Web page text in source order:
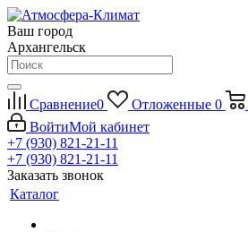
Ваш город
Архангельск
Сравнение0 Отложенные 0
ВойтиМой кабинет
+7 (930) 821-21-11
+7 (930) 821-21-11
Заказать звонок
Каталог